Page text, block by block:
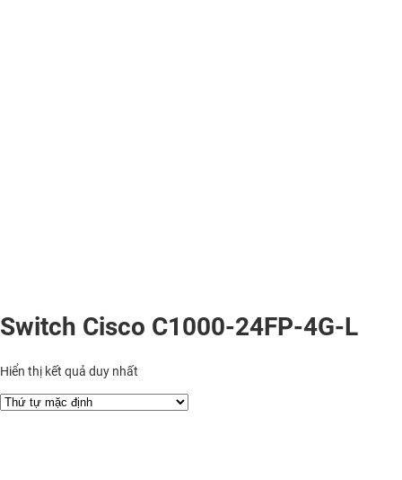
Switch Cisco C1000-24FP-4G-L
Hiển thị kết quả duy nhất